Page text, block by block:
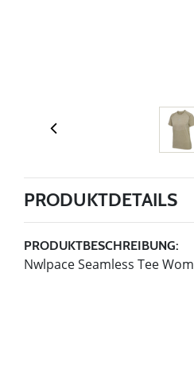
PRODUKTDETAILS
PRODUKTBESCHREIBUNG:
Nwlpace Seamless Tee